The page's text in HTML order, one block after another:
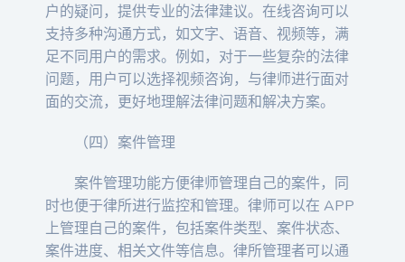
户的疑问，提供专业的法律建议。在线咨询可以
支持多种沟通方式，如文字、语音、视频等，满
足不同用户的需求。例如，对于一些复杂的法律
问题，用户可以选择视频咨询，与律师进行面对
面的交流，更好地理解法律问题和解决方案。
（四）案件管理
案件管理功能方便律师管理自己的案件，同
时也便于律所进行监控和管理。律师可以在 APP
上管理自己的案件，包括案件类型、案件状态、
案件进度、相关文件等信息。律所管理者可以通